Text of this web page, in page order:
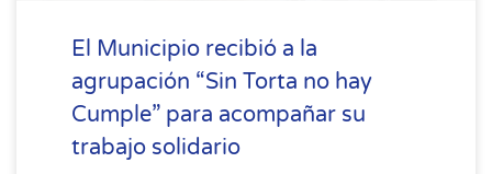
El Municipio recibió a la
agrupación “Sin Torta no hay
Cumple” para acompañar su
trabajo solidario